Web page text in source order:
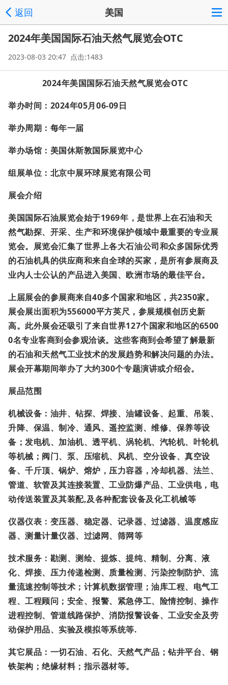
返回 美国
2024年美国国际石油天然气展览会OTC
2023-08-03 20:47 点击:1483
2024年美国国际石油天然气展览会OTC
举办时间： 2024年05月06-09日
举办周期：每年一届
举办场馆：美国休斯敦国际展览中心
组展单位：北京中展环球展览有限公司
展会介绍
美国国际石油展览会始于1969年，是世界上在石油和天
然气勘探、开采、生产和环境保护领域中最重要的专业展
览会。展览会汇集了世界上各大石油公司和众多国际优秀
的石油机具的供应商和来自全球的买家，是所有参展商及
业内人士公认的产品进入美国、欧洲市场的最佳平台。
上届展会的参展商来自40多个国家和地区，共2350家。
展会展出面积为556000平方英尺，参展规模创历史新
高。此外展会还吸引了来自世界127个国家和地区的6500
0名专业客商到会参观洽谈。这些客商到会希望了解最新
的石油和天然气工业技术的发展趋势和解决问题的办法。
展会开幕期间举办了大约300个专题演讲或介绍会。
展品范围
机械设备：油井、钻探、焊接、油罐设备、起重、吊装、
升降、保温、制冷、通风、遥控监测、维修、保养等设
备；发电机、加油机、透平机、涡轮机、汽轮机、叶轮机
等机械；阀门、泵、压缩机、风机、空分设备、真空设
备、千斤顶、锅炉、熔炉，压力容器，冷却机器、法兰、
管道、软管及其连接装置、工业防爆产品、工业供电，电
动传送装置及其装配,及各种配套设备及化工机械等
仪器仪表：变压器、稳定器、记录器、过滤器、温度感应
器、测量计量仪器、过滤网、筛网等
技术服务：勘测、测绘、提炼、提纯、精制、分离、液
化、焊接、压力传递检测、质量检测、污染控制防护、流
量流速控制等技术；计算机数据管理；油库工程、电气工
程、工程顾问；安全、报警、紧急停工、险情控制、操作
进程控制、管道线路保护、消防报警设备、工业安全及劳
动保护用品、实验及模拟等系统等.
其它展品：一切石油、石化、天然气产品；钻井平台、钢
铁架构；绝缘材料；指示器材等。